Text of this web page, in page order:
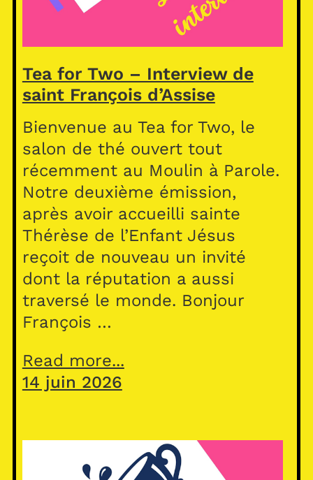
Tea for Two – Interview de
saint François d’Assise
Bienvenue au Tea for Two, le
salon de thé ouvert tout
récemment au Moulin à Parole.
Notre deuxième émission,
après avoir accueilli sainte
Thérèse de l’Enfant Jésus
reçoit de nouveau un invité
dont la réputation a aussi
traversé le monde. Bonjour
François …
Read more...
14 juin 2026